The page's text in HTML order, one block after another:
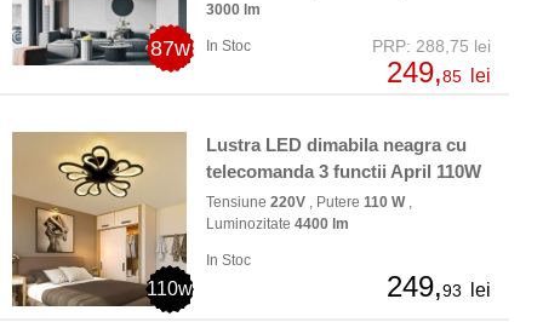
87w
3000 lm
In Stoc PRP: 288,75 lei
249,85 lei
110w
Lustra LED dimabila neagra cu
telecomanda 3 functii April 110W
Tensiune 220V , Putere 110 W,
Luminozitate 4400 lm
In Stoc
249,93 lei